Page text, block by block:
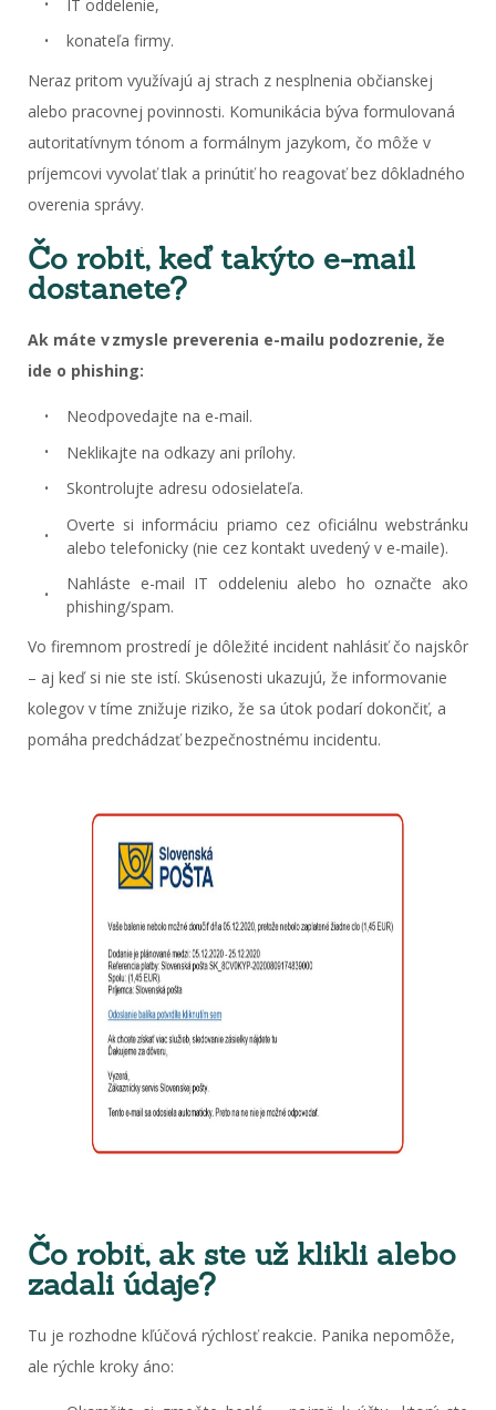
IT oddelenie,
konateľa firmy.
Neraz pritom využívajú aj strach z nesplnenia občianskej
alebo pracovnej povinnosti. Komunikácia býva formulovaná
autoritatívnym tónom a formálnym jazykom, čo môže v
príjemcovi vyvolať tlak a prinútiť ho reagovať bez dôkladného
overenia správy.
Čo robiť, keď takýto e-mail
dostanete?
Ak máte v zmysle preverenia e-mailu podozrenie, že
ide o phishing:
Neodpovedajte na e-mail.
Neklikajte na odkazy ani prílohy.
Skontrolujte adresu odosielateľa.
Overte si informáciu priamo cez oficiálnu webstránku
alebo telefonicky (nie cez kontakt uvedený v e-maile).
Nahláste e-mail IT oddeleniu alebo ho označte ako
phishing/spam.
Vo firemnom prostredí je dôležité incident nahlásiť čo najskôr
– aj keď si nie ste istí. Skúsenosti ukazujú, že informovanie
kolegov v tíme znižuje riziko, že sa útok podarí dokončiť, a
pomáha predchádzať bezpečnostnému incidentu.
Čo robiť, ak ste už klikli alebo
zadali údaje?
Tu je rozhodne kľúčová rýchlosť reakcie. Panika nepomôže,
ale rýchle kroky áno: